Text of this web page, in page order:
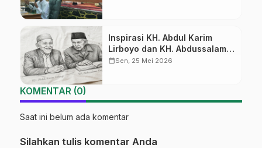
Inspirasi KH. Abdul Karim
Lirboyo dan KH. Abdussalam
Kajen
calendar_monthSen, 25 Mei 2026
KOMENTAR (0)
Saat ini belum ada komentar
Silahkan tulis komentar Anda